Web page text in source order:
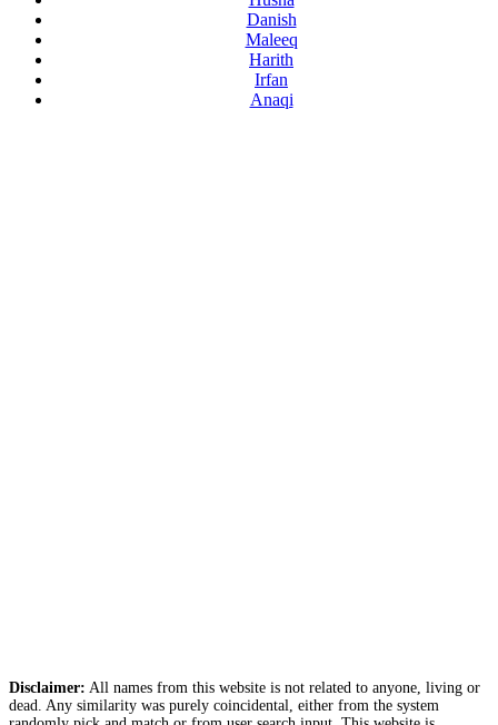
Danish
Maleeq
Harith
Irfan
Anaqi
Disclaimer: All names from this website is not related to anyone, living or
dead. Any similarity was purely coincidental, either from the system